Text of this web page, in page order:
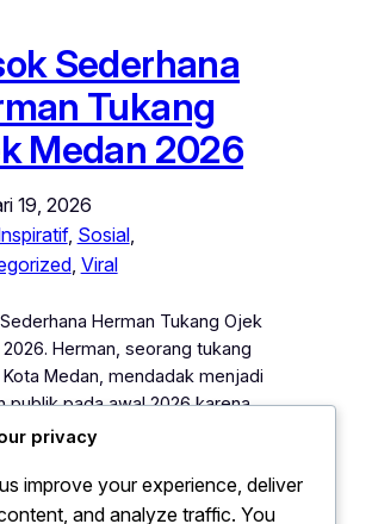
Sederhana
Tukang
Medan 2026
19, 2026
, Sosial
, Viral
Herman Tukang Ojek
Herman, seorang tukang
Medan, mendadak menjadi
publik pada awal 2026 karena
yang sederhana namun
penumpang dan menghidupi
dengan penghasilan yang
privacy
improve your experience, deliver
and analyze traffic. You